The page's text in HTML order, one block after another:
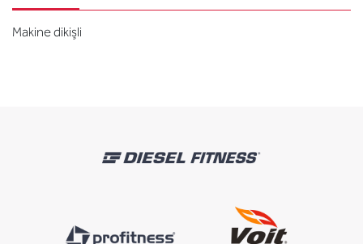
Makine dikişli